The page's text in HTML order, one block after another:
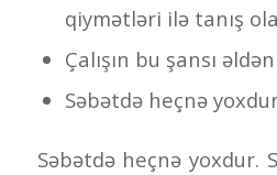
qiymətləri ilə tanış
Çalışın bu şansı
Səbətdə heçnə
Səbətdə heçnə yoxdur.